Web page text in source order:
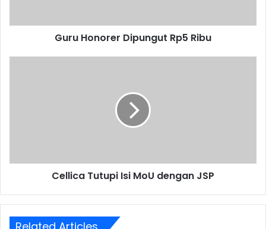
Guru Honorer Dipungut Rp5 Ribu
Cellica Tutupi Isi MoU dengan JSP